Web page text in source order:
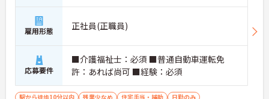
雇用形態 正社員(正職員)
応募要件
■介護福祉士：必須 ■普通自動車運転免
許：あれば尚可 ■経験：必須
駅から徒歩10分以内 残業少なめ 住宅手当・補助 日勤のみ